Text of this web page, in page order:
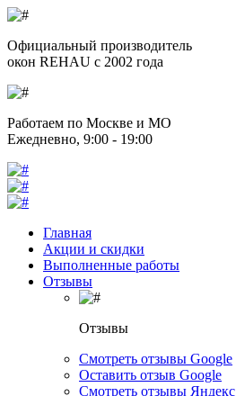
Официальный производитель
окон REHAU с 2002 года
Работаем по Москве и МО
Ежедневно, 9:00 - 19:00
Главная
Акции и скидки
Выполненные работы
Отзывы
Отзывы
Смотреть отзывы Google
Оставить отзыв Google
Смотреть отзывы Яндекс